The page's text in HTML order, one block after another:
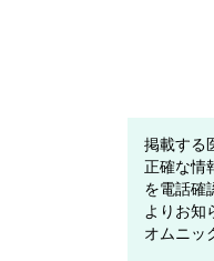
掲載する
正確な情
を電話確
よりお知
オムニッ